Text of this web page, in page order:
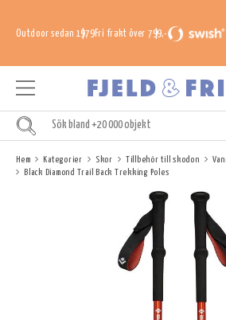
Outdoor sedan 1979Fri frakt över 799,-
Hem Kategorier Skor Tillbehör till skodon
Black Diamond Trail Back Trekking Poles